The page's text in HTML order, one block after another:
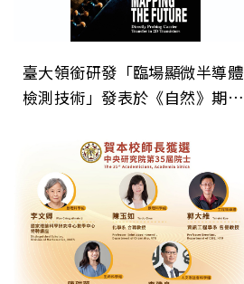
臺大領銜研發「臨場顯微半導體
檢測技術」發表於《自然》期
直接檢測技術